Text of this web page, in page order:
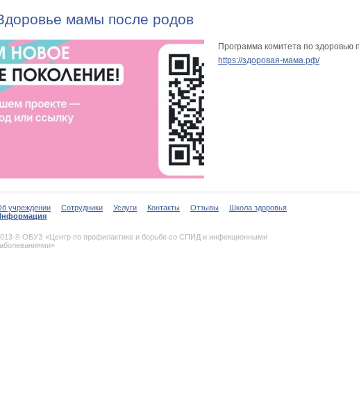
мамы после родов
Программа комитета по здоровью
https://здоровая-мама.рф/
учреждении Сотрудники Услуги Контакты Отзывы
Школа здоровья
© ОБУЗ «Центр по профилактике и борьбе со СПИД и инфекционными